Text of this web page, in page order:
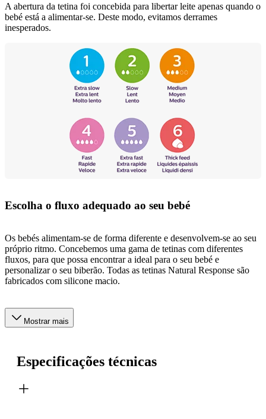
A abertura da tetina foi concebida para libertar leite apenas quando o
bebé está a alimentar-se. Deste modo, evitamos derrames
inesperados.
Escolha o fluxo adequado ao seu bebé
Os bebés alimentam-se de forma diferente e desenvolvem-se ao seu
próprio ritmo. Concebemos uma gama de tetinas com diferentes
fluxos, para que possa encontrar a ideal para o seu bebé e
personalizar o seu biberão. Todas as tetinas Natural Response são
fabricados com silicone macio.
Mostrar mais
Especificações técnicas